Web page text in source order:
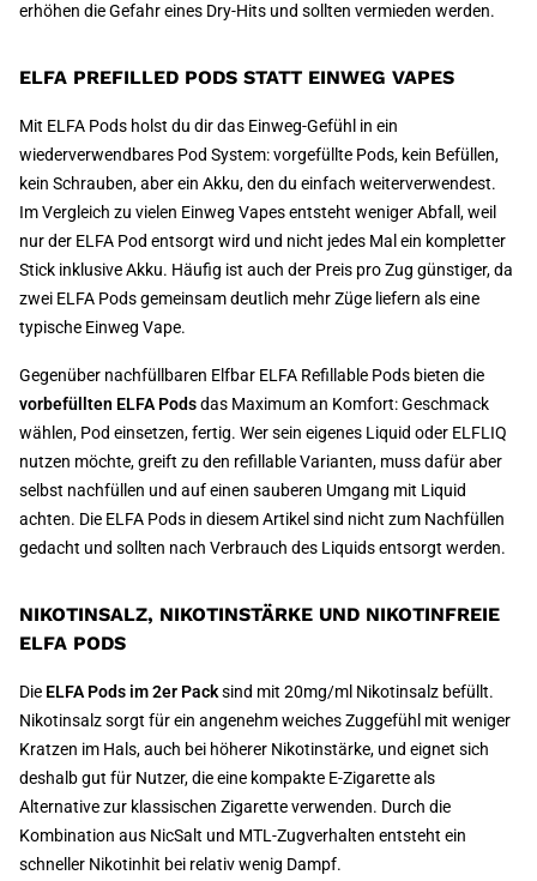
erhöhen die Gefahr eines Dry-Hits und sollten vermieden werden.
ELFA PREFILLED PODS STATT EINWEG VAPES
Mit ELFA Pods holst du dir das Einweg-Gefühl in ein
wiederverwendbares Pod System: vorgefüllte Pods, kein Befüllen,
kein Schrauben, aber ein Akku, den du einfach weiterverwendest.
Im Vergleich zu vielen Einweg Vapes entsteht weniger Abfall, weil
nur der ELFA Pod entsorgt wird und nicht jedes Mal ein kompletter
Stick inklusive Akku. Häufig ist auch der Preis pro Zug günstiger, da
zwei ELFA Pods gemeinsam deutlich mehr Züge liefern als eine
typische Einweg Vape.
Gegenüber nachfüllbaren Elfbar ELFA Refillable Pods bieten die
vorbefüllten ELFA Podsdas Maximum an Komfort: Geschmack
wählen, Pod einsetzen, fertig. Wer sein eigenes Liquid oder ELFLIQ
nutzen möchte, greift zu den refillable Varianten, muss dafür aber
selbst nachfüllen und auf einen sauberen Umgang mit Liquid
achten. Die ELFA Pods in diesem Artikel sind nicht zum Nachfüllen
gedacht und sollten nach Verbrauch des Liquids entsorgt werden.
NIKOTINSALZ, NIKOTINSTÄRKE UND NIKOTINFREIE
ELFA PODS
Die ELFA Pods im 2er Packsind mit 20mg/ml Nikotinsalz befüllt.
Nikotinsalz sorgt für ein angenehm weiches Zuggefühl mit weniger
Kratzen im Hals, auch bei höherer Nikotinstärke, und eignet sich
deshalb gut für Nutzer, die eine kompakte E-Zigarette als
Alternative zur klassischen Zigarette verwenden. Durch die
Kombination aus NicSalt und MTL-Zugverhalten entsteht ein
schneller Nikotinhit bei relativ wenig Dampf.